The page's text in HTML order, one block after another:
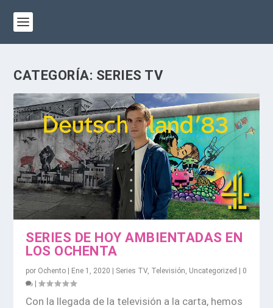
CATEGORÍA: SERIES TV
SERIES DE HOY AMBIENTADAS EN
LOS OCHENTA
por Ochento | Ene 1, 2020 | Series TV, Televisión Uncategorized | 0
|
Con la llegada de la televisión a la carta, hemos